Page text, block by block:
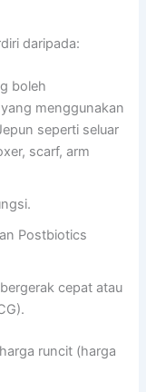
daripada:
boleh
menggunakan
seperti seluar
scarf, arm
Postbiotics
cepat atau
runcit (harga